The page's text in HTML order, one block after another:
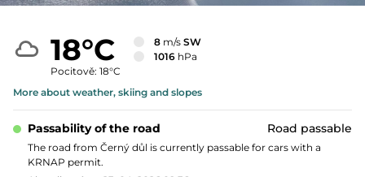
18°C
Pocitově: 18°C
8 m/s SW
1016 hPa
More about weather, skiing and slopes
Passability of the road Road passable
The road from Černý důl is currently passable for cars with a
KRNAP permit.